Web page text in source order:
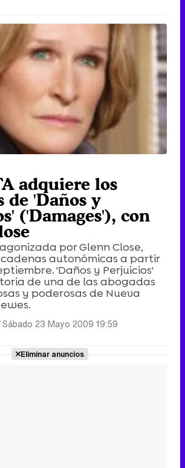
adquiere los
de 'Daños y
('Damages'), con
por Glenn Close,
autonómicas a partir
'Daños y Perjuicios'
de una de las abogadas
y poderosas de Nueva
Sábado 23 Mayo 2009 19:59
Eliminar anuncios